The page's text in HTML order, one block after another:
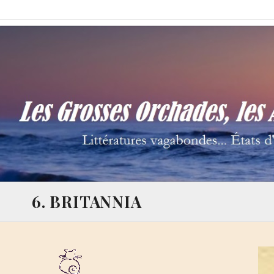
to
Les Grosses
Littératures vagabondes… États d'âme à la Thalamège…
6. BRITANNIA